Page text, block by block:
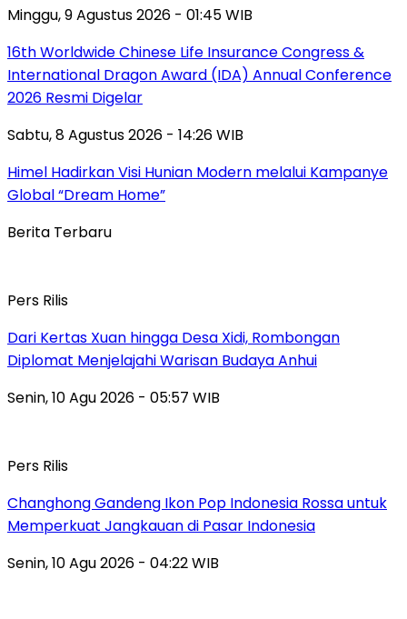
Minggu, 9 Agustus 2026 - 01:45 WIB
16th Worldwide Chinese Life Insurance Congress &
International Dragon Award (IDA) Annual Conference
2026 Resmi Digelar
Sabtu, 8 Agustus 2026 - 14:26 WIB
Himel Hadirkan Visi Hunian Modern melalui Kampanye
Global “Dream Home”
Berita Terbaru
Pers Rilis
Dari Kertas Xuan hingga Desa Xidi, Rombongan
Diplomat Menjelajahi Warisan Budaya Anhui
Senin, 10 Agu 2026 - 05:57 WIB
Pers Rilis
Changhong Gandeng Ikon Pop Indonesia Rossa untuk
Memperkuat Jangkauan di Pasar Indonesia
Senin, 10 Agu 2026 - 04:22 WIB